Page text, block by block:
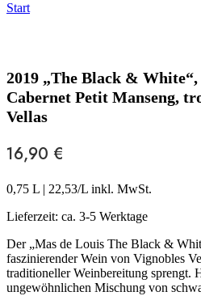
Start
2019 „The Black &
Cabernet Petit Manseng,
Vellas
16,90 €
0,75 L | 22,53/L inkl. MwSt.
Lieferzeit: ca. 3-5 Werktage
Der „Mas de Louis The Black &
faszinierender Wein von Vignobles
traditioneller Weinbereitung sprengt.
ungewöhnlichen Mischung von